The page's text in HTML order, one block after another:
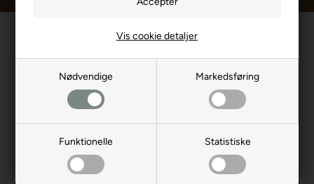
Nødvendige Markedsføring
Funktionelle Statistiske
Vis cookie detaljer